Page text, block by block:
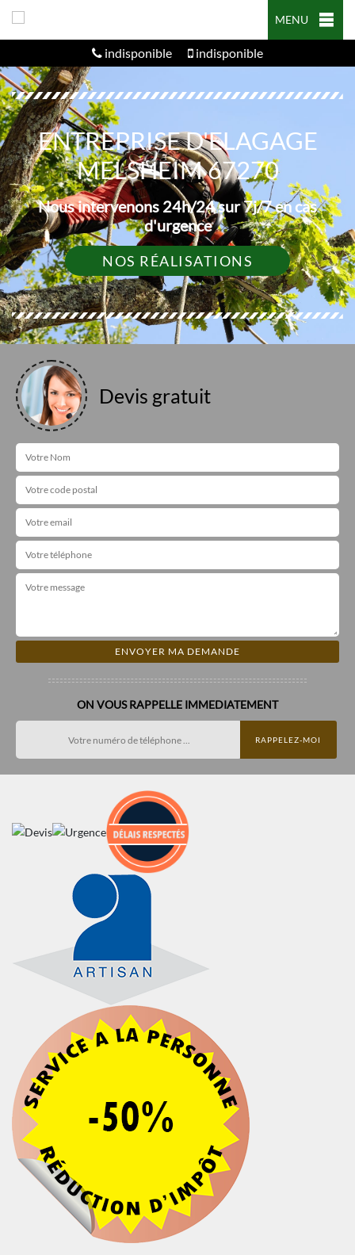
MENU
indisponible indisponible
ENTREPRISE D'ELAGAGE
MELSHEIM 67270
Nous intervenons 24h/24 sur 7j/7 en cas
d'urgence
NOS RÉALISATIONS
Devis gratuit
ON VOUS RAPPELLE IMMEDIATEMENT